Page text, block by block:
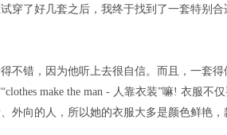
穿了好几套之后，我终于找到了一套特别
不错，因为他听上去很自信。而且，一套
make the man - 人靠衣装”嘛! 衣服不
外向的人，所以她的衣服大多是颜色鲜艳